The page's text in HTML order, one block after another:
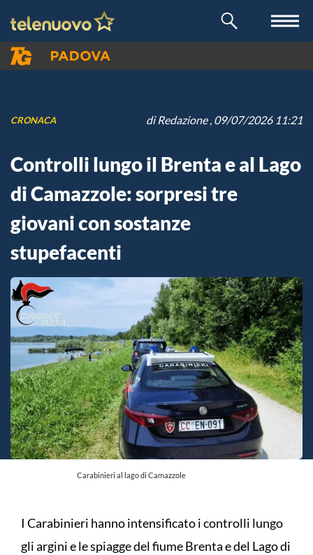
CRONACA diRedazione, 09/07/2026 11:21
Controlli lungo il Brenta e al Lago
di Camazzole: sorpresi tre
giovani con sostanze
stupefacenti
Carabinieri al lago di Camazzole
I Carabinieri hanno intensificato i controlli lungo
gli argini e le spiagge del fiume Brenta e del Lago di